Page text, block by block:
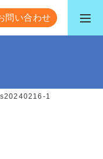
問い合わせ
1